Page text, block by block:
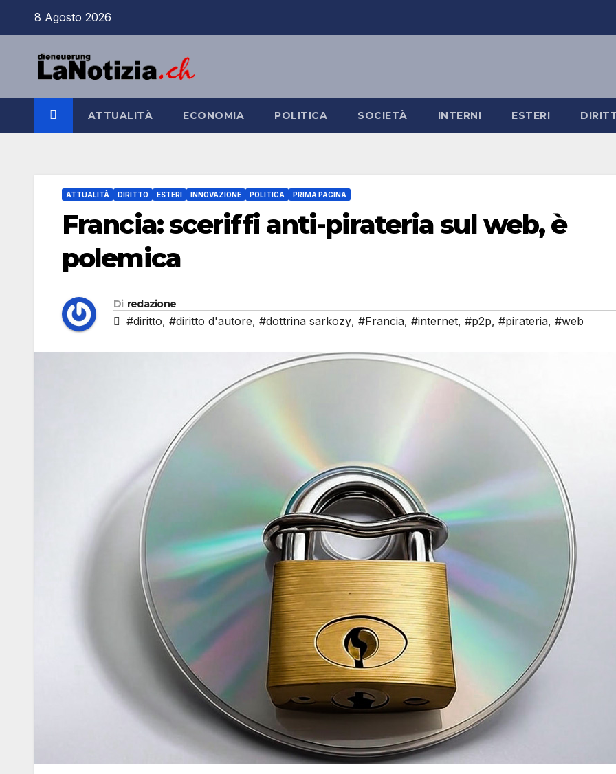
contenuto
8 Agosto 2026
ATTUALITÀ ECONOMIA POLITICA SOCIETÀ INTERNI ESTERI
ATTUALITÀ DIRITTO ESTERI INNOVAZIONE POLITICA PRIMA PAGINA
Francia: sceriffi anti-pirateria sul web, è
polemica
Di redazione
#diritto, #diritto d'autore, #dottrina sarkozy, #Francia, #internet, #p2p, #pirateria, #web